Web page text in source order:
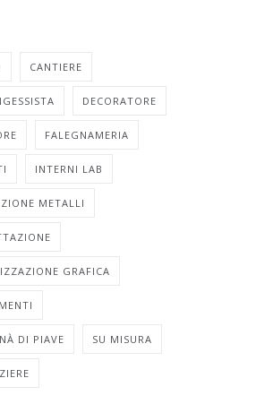
CANTIERE
DECORATORE
FALEGNAMERIA
INTERNI LAB
METALLI
GRAFICA
DI PIAVE SU MISURA